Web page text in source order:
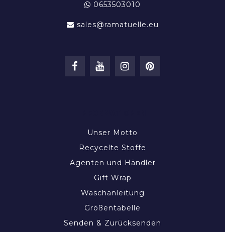
0653503010
sales@ramatuelle.eu
Unser Motto
Recycelte Stoffe
Agenten und Händler
Gift Wrap
Waschanleitung
Größentabelle
Senden & Zurücksenden